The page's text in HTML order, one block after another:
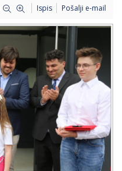
Ispis Pošalji e-mail